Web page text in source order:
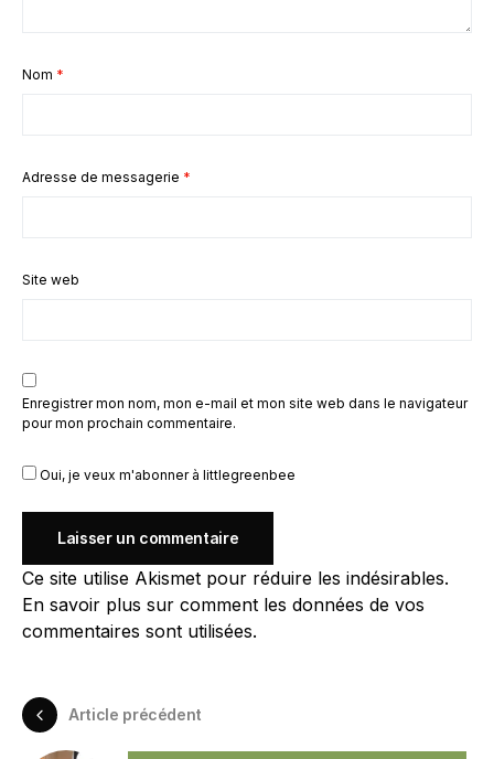
Nom *
Adresse de messagerie *
Site web
Enregistrer mon nom, mon e-mail et mon site web dans le navigateur
pour mon prochain commentaire.
Oui, je veux m'abonner à littlegreenbee
Ce site utilise Akismet pour réduire les indésirables.
En savoir plus sur comment les données de vos
commentaires sont utilisées.
Article précédent